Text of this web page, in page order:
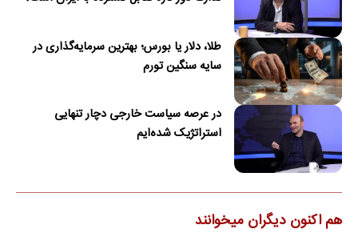
طلا، دلار یا بورس؛ بهترین سرمایه‌گذاری در
سایه سنگین تورم
در عرصه سیاست خارجی دچار تنهایی
استراتژیک شده‌ایم
هم اکنون دیگران میخوانند